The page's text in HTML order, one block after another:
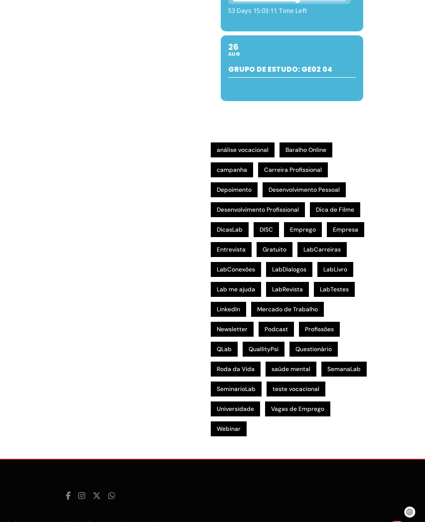
53 Days 15:03:10 Time Left
26
AUG
GRUPO DE ESTUDO: GE02 04
análise vocacional Baralho Online
campanha Carreira Profissional
Depoimento Desenvolvimento Pessoal
Desenvolvimento Profissional Dica de Filme
DicasLab DISC Emprego Empresa
Entrevista Gratuito LabCarreiras
LabConexões LabDialogos LabLivro
Lab me ajuda LabRevista LabTestes
LinkedIn Mercado de Trabalho
Newsletter Podcast Profissões
QLab QuallityPsi Questionário
Roda da Vida saúde mental SemanaLab
SeminarioLab teste vocacional
Universidade Vagas de Emprego
Webinar